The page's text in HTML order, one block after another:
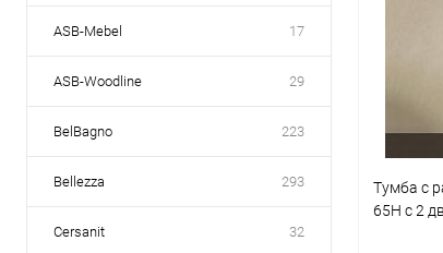
ASB-Mebel 17
ASB-Woodline 29
BelBagno 223
Bellezza 293
Cersanit 32
В
Тумба с
65Н с 2